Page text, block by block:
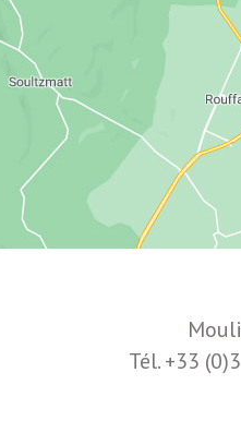
Tél. +33